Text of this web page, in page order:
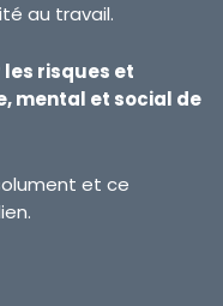
au travail.
risques et
mental et social de
et ce